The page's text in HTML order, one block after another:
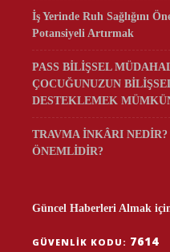
İş Yerinde Ruh Sağlığını
Potansiyeli Artırmak
PASS BİLİŞSEL
ÇOCUĞUNUZUN
DESTEKLEMEK
TRAVMA İNKÂRI
ÖNEMLİDİR?
Güncel Haberleri Almak
GÜVENLIK KODU: 7614